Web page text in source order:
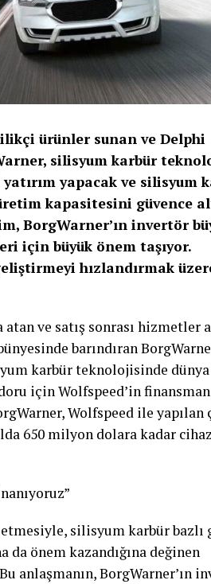
ürünler sunan ve Delphi
silisyum karbür
yapacak ve silisyum
kapasitesini güvence
BorgWarner’ın invertör
için büyük önem taşıyor.
hızlandırmak
ve satış sonrası hizmetler
barındıran
karbür teknolojisinde
için Wolfspeed’in
Wolfspeed ile yapılan
650 milyon dolara kadar
silisyum karbür bazlı
önem kazandığına değinen
anlaşmanın, BorgWarner’ın